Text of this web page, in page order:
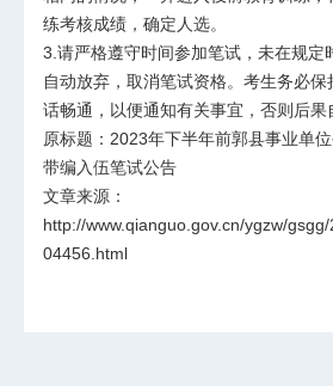
练考核成绩，确定人选。
3.请严格遵守时间参加笔试，未在规定
自动放弃，取消笔试资格。考生务必
话畅通，以便通知有关事宜，否则后果
原标题：2023年下半年前郭县事业单
带编入伍笔试公告
文章来源：
http://www.qianguo.gov.cn/ygzw/
04456.html